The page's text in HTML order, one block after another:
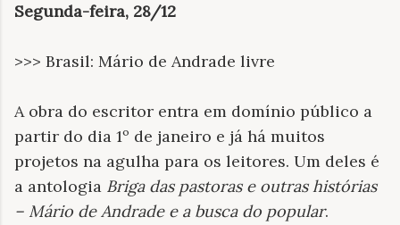
Segunda-feira, 28/12
>>> Brasil: Mário de Andrade livre
A obra do escritor entra em domínio público a
partir do dia 1º de janeiro e já há muitos
projetos na agulha para os leitores. Um deles é
a antologia Briga das pastoras e outras histórias
– Mário de Andrade e a busca do popular.